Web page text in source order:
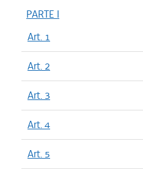
PARTE I
Art. 1
Art. 2
Art. 3
Art. 4
Art. 5